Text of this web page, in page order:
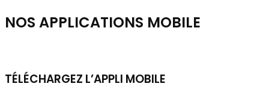
NOS APPLICATIONS MOBILE
TÉLÉCHARGEZ L’APPLI MOBILE